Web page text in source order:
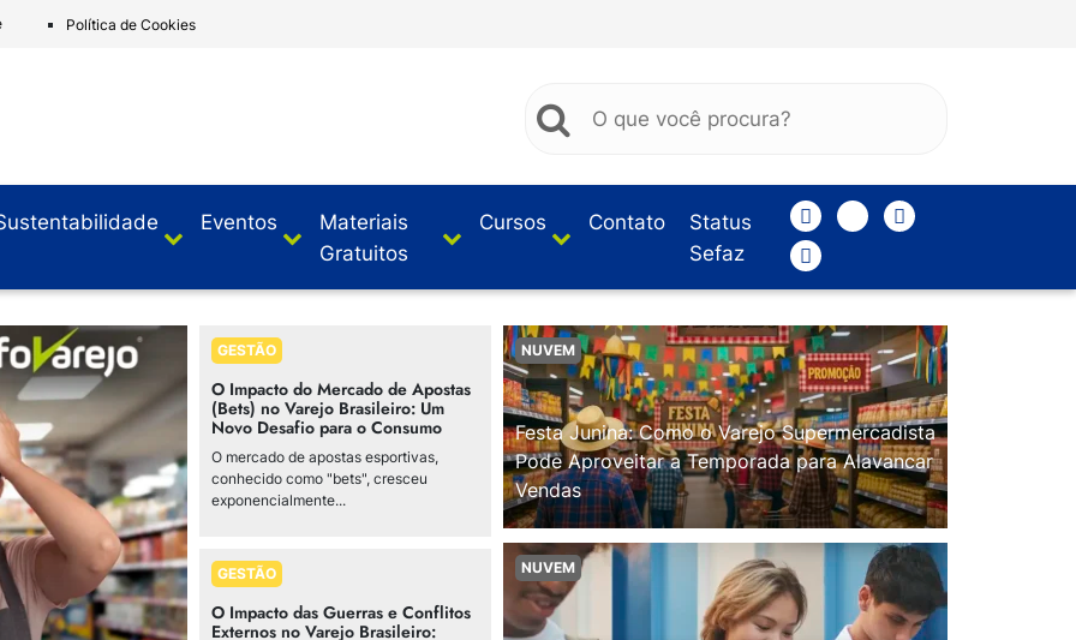
Política de Cookies
Eventos
Materiais
Gratuitos
Cursos Contato
Status
Sefaz
GESTÃO
O Impacto do Mercado de Apostas
(Bets) no Varejo Brasileiro: Um
Novo Desafio para o Consumo
O mercado de apostas esportivas,
conhecido como "bets", cresceu
exponencialmente...
GESTÃO
O Impacto das Guerras e Conflitos
Externos no Varejo Brasileiro:
NUVEM
Festa Junina: Como o Varejo Supermercadista
Pode Aproveitar a Temporada para Alavancar
Vendas
NUVEM